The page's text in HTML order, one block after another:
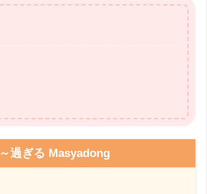
～過ぎる Masyadong